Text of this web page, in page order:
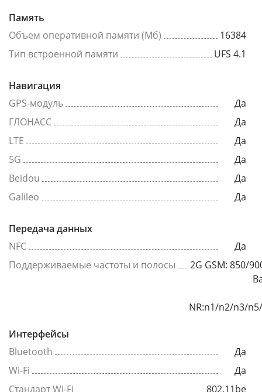
Память
Объем оперативной памяти (Мб)
16384
Тип встроенной памяти
UFS 4.1
Навигация
GPS-модуль
Да
ГЛОНАСС
Да
LTE
Да
5G
Да
Beidou
Да
Galileo
Да
Передача данных
NFC
Да
Поддерживаемые частоты и полосы
2G GSM: 850/
NR:n1/n2/n3/
Интерфейсы
Bluetooth
Да
Wi-Fi
Да
Стандарт Wi-Fi
802.11be